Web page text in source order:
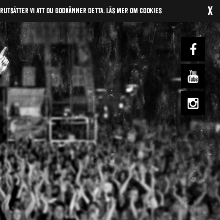
vi att du godkänner detta. Läs mer om cookies x